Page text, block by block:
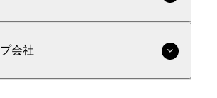
会社